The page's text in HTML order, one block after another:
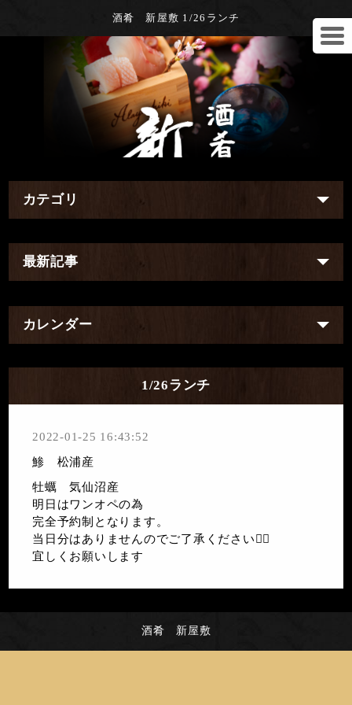
酒肴 新屋敷 1/26ランチ
カテゴリ
最新記事
カレンダー
1/26ランチ
2022-01-25 16:43:52
鯵 松浦産
牡蠣 気仙沼産
明日はワンオペの為
完全予約制となります。
当日分はありませんのでご了承ください🙇‍♀️
宜しくお願いします
酒肴 新屋敷